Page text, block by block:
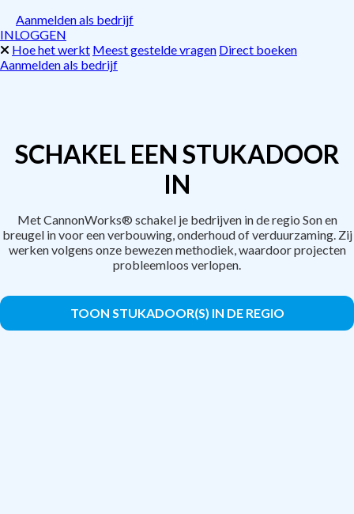
Aanmelden als bedrijf
INLOGGEN
Hoe het werkt Meest gestelde vragen Direct boeken
Aanmelden als bedrijf
SCHAKEL EEN STUKADOOR
IN
Met CannonWorks® schakel je bedrijven in de regio Son en
breugel in voor een verbouwing, onderhoud of verduurzaming. Zij
werken volgens onze bewezen methodiek, waardoor projecten
probleemloos verlopen.
TOON STUKADOOR(S) IN DE REGIO